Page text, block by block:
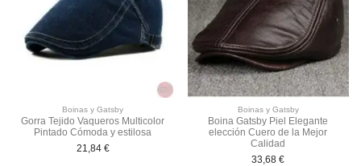
Boinas y Gatsby
Gorra Tejido Vaqueros Multicolor
Pintado Cómoda y estilosa
21,84 €
Boinas y Gatsby
Boina Gatsby Piel Elegante
elección Cuero de la Mejor
Calidad
33,68 €